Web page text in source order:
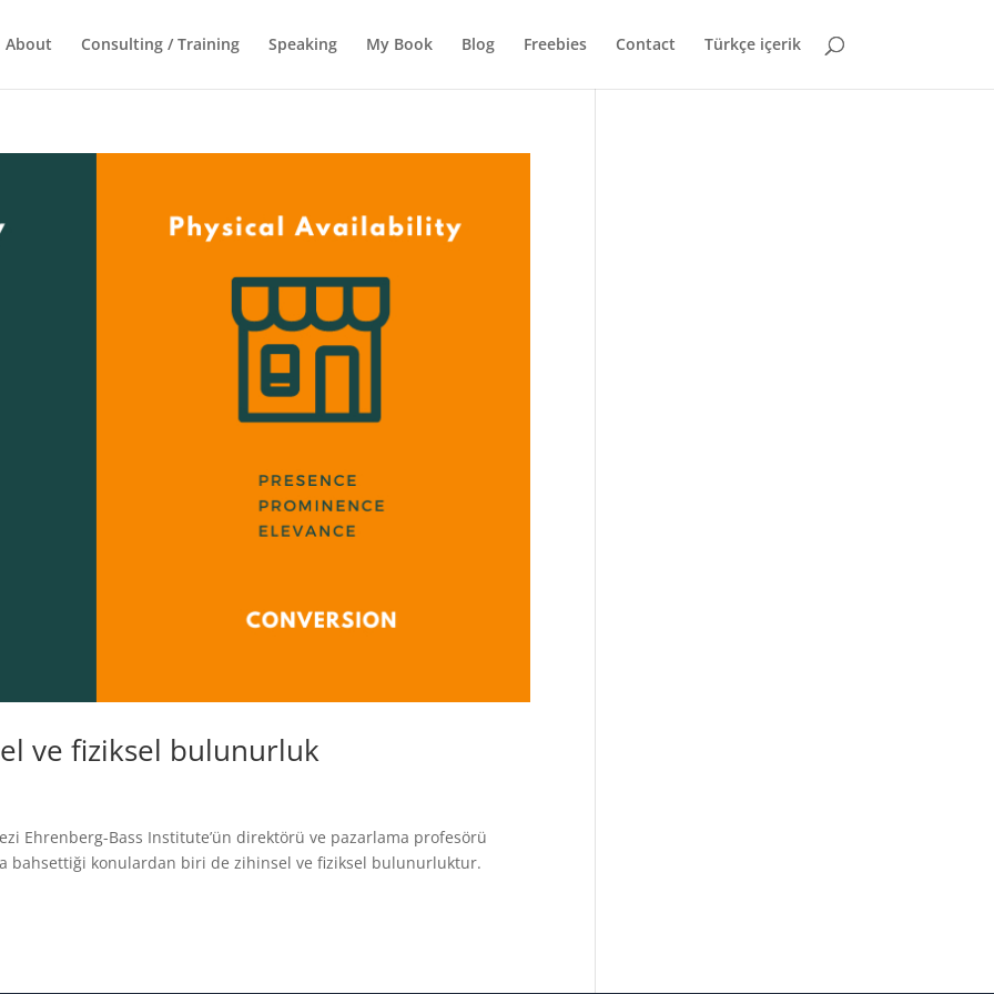
About Consulting / Training Speaking My Book Blog Freebies Contact Türkçe içerik
ve fiziksel bulunurluk
Ehrenberg-Bass Institute’ün direktörü ve pazarlama profesörü
bahsettiği konulardan biri de zihinsel ve fiziksel bulunurluktur.